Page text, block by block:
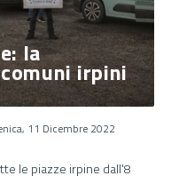
la
irpini
11 Dicembre 2022
le piazze irpine dall'8